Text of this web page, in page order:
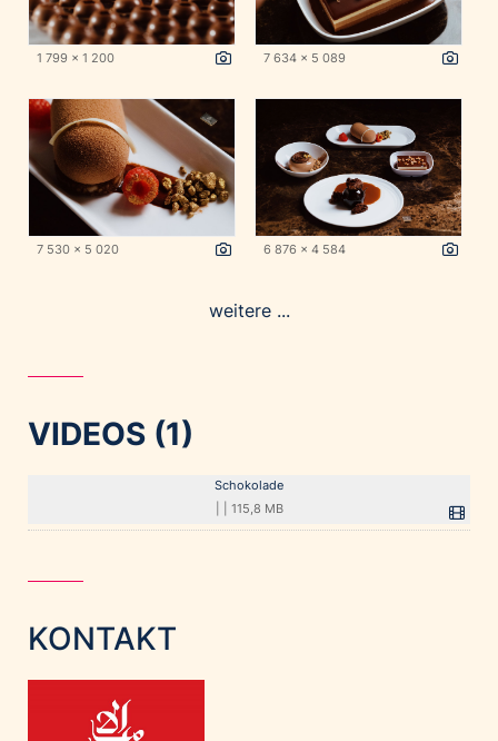
1 799 x 1 200 7 634 x 5 089
7 530 x 5 020 6 876 x 4 584
weitere ...
VIDEOS (1)
Schokolade
115,8 MB
KONTAKT